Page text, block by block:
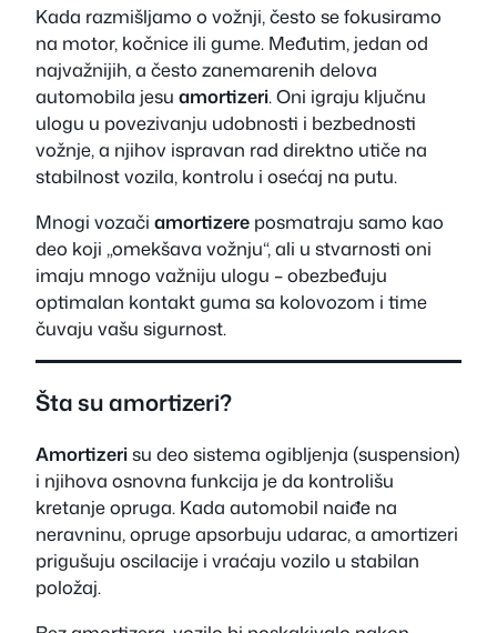
Kada razmišljamo o vožnji, često se fokusiramo
na motor, kočnice ili gume. Međutim, jedan od
najvažnijih, a često zanemarenih delova
automobila jesu amortizeri. Oni igraju ključnu
ulogu u povezivanju udobnosti i bezbednosti
vožnje, a njihov ispravan rad direktno utiče na
stabilnost vozila, kontrolu i osećaj na putu.
Mnogi vozači amortizere posmatraju samo kao
deo koji „omekšava vožnju“, ali u stvarnosti oni
imaju mnogo važniju ulogu – obezbeđuju
optimalan kontakt guma sa kolovozom i time
čuvaju vašu sigurnost.
Šta su amortizeri?
Amortizerisu deo sistema ogibljenja (suspension)
i njihova osnovna funkcija je da kontrolišu
kretanje opruga. Kada automobil naiđe na
neravninu, opruge apsorbuju udarac, a amortizeri
prigušuju oscilacije i vraćaju vozilo u stabilan
položaj.